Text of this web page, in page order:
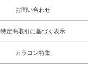
お問い合わせ
特定商取引に基づく表示
カラコン特集